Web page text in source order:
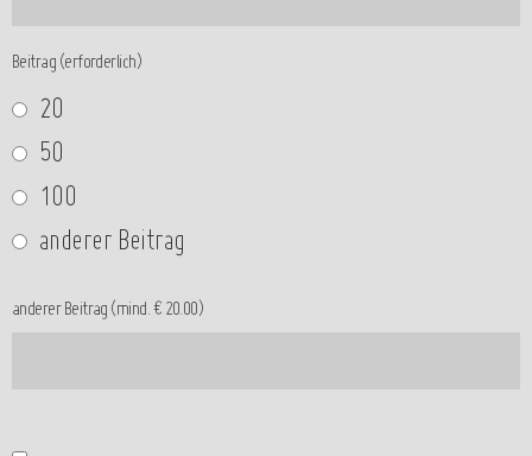
Beitrag (erforderlich)
20
50
100
anderer Beitrag
anderer Beitrag (mind. € 20.00)